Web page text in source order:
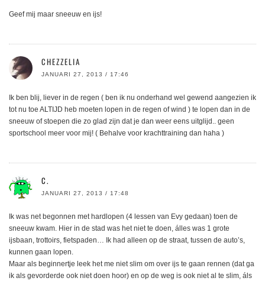
Geef mij maar sneeuw en ijs!
CHEZZELIA
JANUARI 27, 2013 / 17:46
Ik ben blij, liever in de regen ( ben ik nu onderhand wel gewend aangezien ik
tot nu toe ALTIJD heb moeten lopen in de regen of wind ) te lopen dan in de
sneeuw of stoepen die zo glad zijn dat je dan weer eens uitglijd.. geen
sportschool meer voor mij! ( Behalve voor krachttraining dan haha )
C.
JANUARI 27, 2013 / 17:48
Ik was net begonnen met hardlopen (4 lessen van Evy gedaan) toen de
sneeuw kwam. Hier in de stad was het niet te doen, álles was 1 grote
ijsbaan, trottoirs, fietspaden… Ik had alleen op de straat, tussen de auto’s,
kunnen gaan lopen.
Maar als beginnertje leek het me niet slim om over ijs te gaan rennen (dat ga
ik als gevorderde ook niet doen hoor) en op de weg is ook niet al te slim, áls